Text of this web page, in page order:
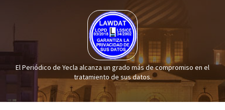
El Periódico de Yecla alcanza un grado más de compromiso en el
tratamiento de sus datos.